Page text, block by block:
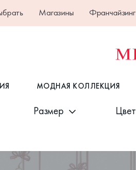
Магазины Франчайзинг
МОДНАЯ КОЛЛЕКЦИЯ